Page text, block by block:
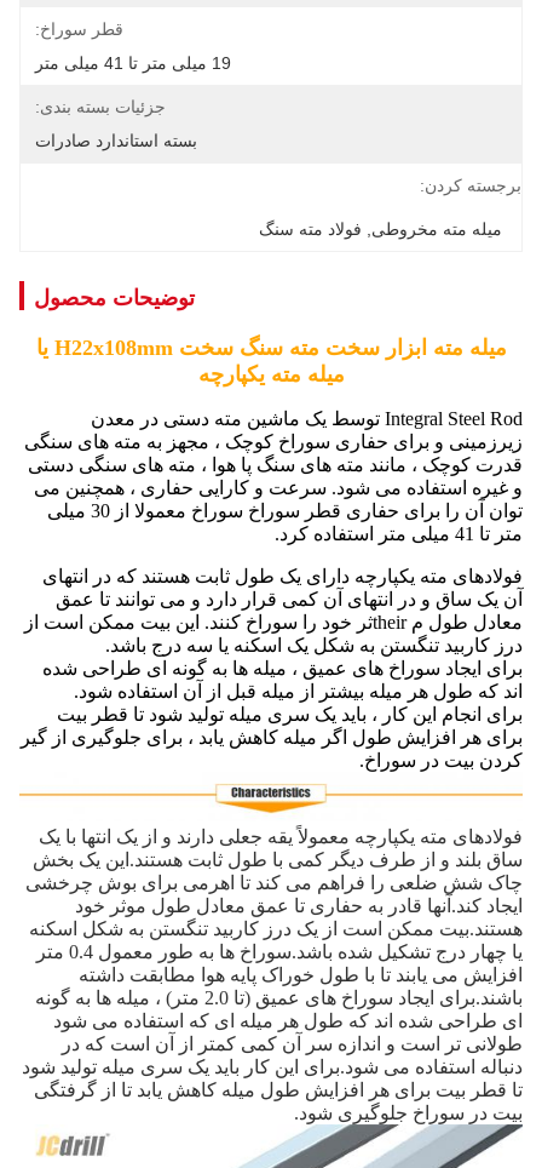
قطر سوراخ:
19 میلی متر تا 41 میلی متر
جزئیات بسته بندی:
بسته استاندارد صادرات
برجسته کردن:
میله مته مخروطی , فولاد مته سنگ
توضیحات محصول
میله مته ابزار سخت مته سنگ سخت H22x108mm یا
میله مته یکپارچه
Integral Steel Rod توسط یک ماشین مته دستی در معدن
زیرزمینی و برای حفاری سوراخ کوچک ، مجهز به مته های سنگی
قدرت کوچک ، مانند مته های سنگ پا هوا ، مته های سنگی دستی
و غیره استفاده می شود. سرعت و کارایی حفاری ، همچنین می
توان آن را برای حفاری قطر سوراخ سوراخ معمولا از 30 میلی
متر تا 41 میلی متر استفاده کرد.
فولادهای مته یکپارچه دارای یک طول ثابت هستند که در انتهای
آن یک ساق و در انتهای آن کمی قرار دارد و می توانند تا عمق
معادل طول م theirثر خود را سوراخ کنند. این بیت ممکن است از
درز کاربید تنگستن به شکل یک اسکنه یا سه درج باشد.
برای ایجاد سوراخ های عمیق ، میله ها به گونه ای طراحی شده
اند که طول هر میله بیشتر از میله قبل از آن استفاده شود.
برای انجام این کار ، باید یک سری میله تولید شود تا قطر بیت
برای هر افزایش طول اگر میله کاهش یابد ، برای جلوگیری از گیر
کردن بیت در سوراخ.
فولادهای مته یکپارچه معمولاً یقه جعلی دارند و از یک انتها با یک
ساق بلند و از طرف دیگر کمی با طول ثابت هستند.این یک بخش
چاک شش ضلعی را فراهم می کند تا اهرمی برای بوش چرخشی
ایجاد کند.آنها قادر به حفاری تا عمق معادل طول موثر خود
هستند.بیت ممکن است از یک درز کاربید تنگستن به شکل اسکنه
یا چهار درج تشکیل شده باشد.سوراخ ها به طور معمول 0.4 متر
افزایش می یابند تا با طول خوراک پایه هوا مطابقت داشته
باشند.برای ایجاد سوراخ های عمیق (تا 2.0 متر) ، میله ها به گونه
ای طراحی شده اند که طول هر میله ای که استفاده می شود
طولانی تر است و اندازه سر آن کمی کمتر از آن است که در
دنباله استفاده می شود.برای این کار باید یک سری میله تولید شود
تا قطر بیت برای هر افزایش طول میله کاهش یابد تا از گرفتگی
بیت در سوراخ جلوگیری شود.